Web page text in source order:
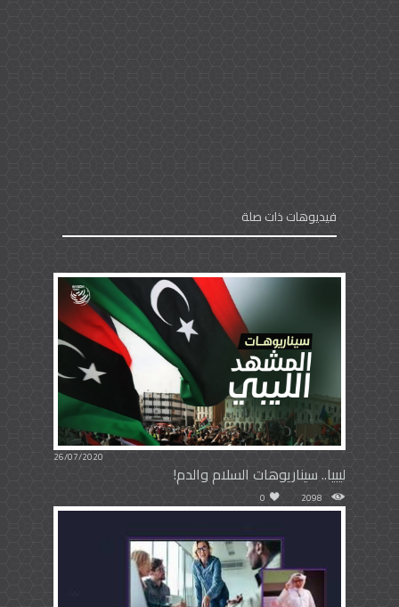
فيديوهات ذات صلة
26/07/2020
ليبيا.. سيناريوهات السلام والدم!
2098
0